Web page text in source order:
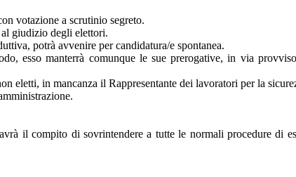
votazione a scrutinio segreto.
giudizio degli elettori.
potrà avvenire per candidatura/e spontanea.
esso manterrà comunque le sue prerogative, in via
eletti, in mancanza il Rappresentante dei lavoratori per la
il compito di sovrintendere a tutte le normali procedure di